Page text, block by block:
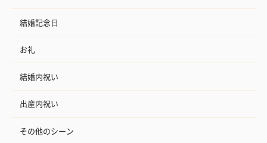
結婚記念日
お礼
結婚内祝い
出産内祝い
その他のシーン